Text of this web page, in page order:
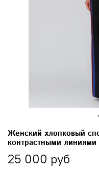
Женский хлопковый
контрастными линиями
25 000 руб